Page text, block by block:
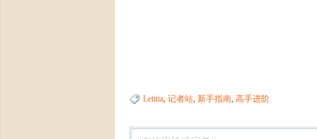
Letitia, 记者站, 新手指南, 高手进阶